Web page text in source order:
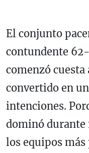
El conjunto
contundente
comenzó
convertido en
intenciones.
dominó durante
los equipos más